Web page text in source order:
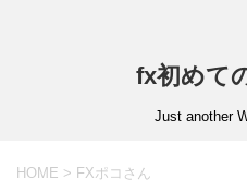
fx初めて
Just another
HOME > FXポコさん